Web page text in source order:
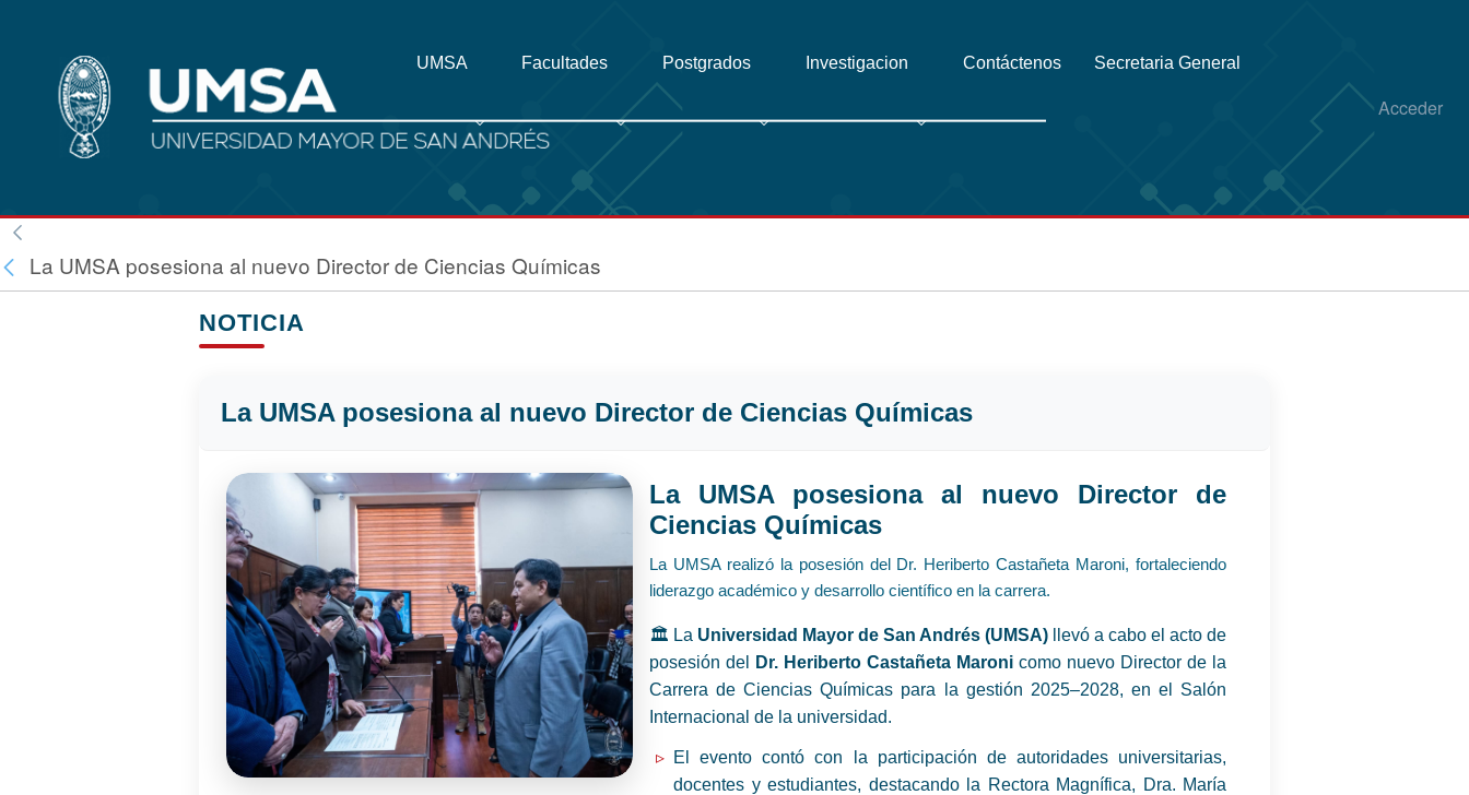
Acceder
UMSA Facultades Postgrados Investigacion Contáctenos Secretaria General
La UMSA posesiona al nuevo Director de Ciencias Químicas
NOTICIA
La UMSA posesiona al nuevo Director de Ciencias Químicas
La UMSA posesiona al nuevo Director de
Ciencias Químicas
La UMSA realizó la posesión del Dr. Heriberto Castañeta Maroni, fortaleciendo
liderazgo académico y desarrollo científico en la carrera.
🏛️ La Universidad Mayor de San Andrés (UMSA) llevó a cabo el acto de
posesión del
Dr. Heriberto Castañeta Maroni como nuevo Director de la
Carrera de Ciencias Químicas para la gestión 2025–2028, en el Salón
Internacional de la universidad.
El evento contó con la participación de autoridades universitarias,
docentes y estudiantes, destacando la Rectora Magnífica, Dra. María